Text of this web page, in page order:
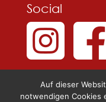
Social
Auf dieser
notwendigen Cookies